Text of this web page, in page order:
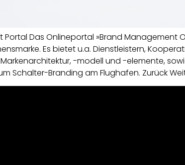
Das Onlineportal »Brand Management
Es bietet u.a. Dienstleistern,
-modell und -elemente,
Schalter-Branding am Flughafen. Zurück